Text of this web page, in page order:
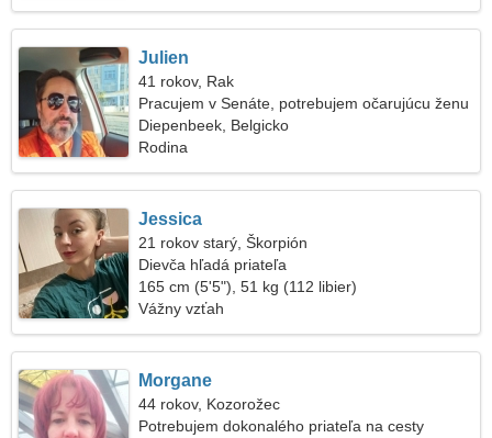
Julien
41 rokov, Rak
Pracujem v Senáte, potrebujem očarujúcu ženu
Diepenbeek, Belgicko
Rodina
Jessica
21 rokov starý, Škorpión
Dievča hľadá priateľa
165 cm (5'5"), 51 kg (112 libier)
Vážny vzťah
Morgane
44 rokov, Kozorožec
Potrebujem dokonalého priateľa na cesty